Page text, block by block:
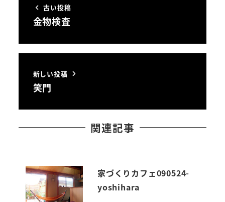
古い投稿
金物検査
新しい投稿
笑門
関連記事
家づくりカフェ090524-
yoshihara